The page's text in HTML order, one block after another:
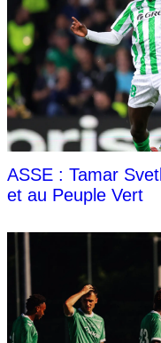
ASSE : Tamar
et au Peuple Vert